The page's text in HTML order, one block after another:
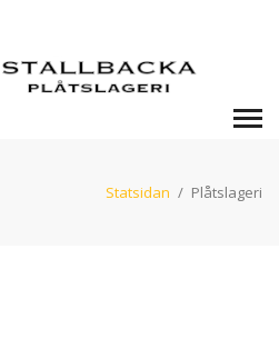
Statsidan / Plåtslageri